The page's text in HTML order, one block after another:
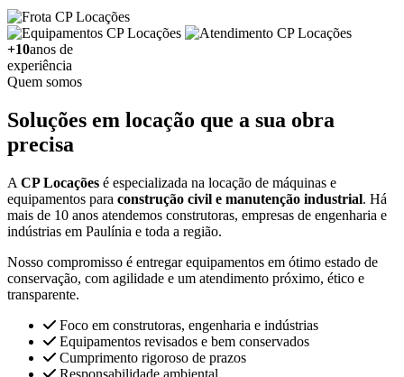
+10anos de
experiência
Quem somos
Soluções em locação que a sua obra
precisa
A CP Locações é especializada na locação de máquinas e
equipamentos para construção civil e manutenção industrial. Há
mais de 10 anos atendemos construtoras, empresas de engenharia e
indústrias em Paulínia e toda a região.
Nosso compromisso é entregar equipamentos em ótimo estado de
conservação, com agilidade e um atendimento próximo, ético e
transparente.
Foco em construtoras, engenharia e indústrias
Equipamentos revisados e bem conservados
Cumprimento rigoroso de prazos
Responsabilidade ambiental